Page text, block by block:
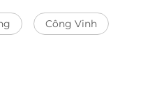
Công Vinh